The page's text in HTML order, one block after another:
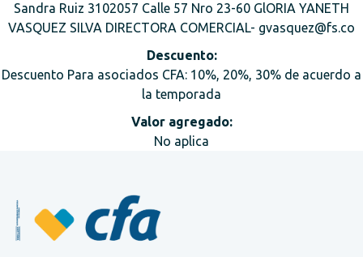
Sandra Ruiz 3102057 Calle 57 Nro 23-60 GlORIA YANETH
VASQUEZ SILVA DIRECTORA COMERCIAL- gvasquez@fs.co
Descuento:
Descuento Para asociados CFA: 10%, 20%, 30% de acuerdo a
la temporada
Valor agregado:
No aplica